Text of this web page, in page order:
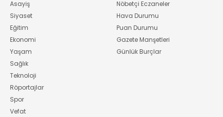
Asayiş
Siyaset
Eğitim
Ekonomi
Yaşam
Sağlık
Teknoloji
Röportajlar
Spor
Vefat
Nöbetçi Eczaneler
Hava Durumu
Puan Durumu
Gazete Manşetleri
Günlük Burçlar